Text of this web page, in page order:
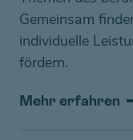
Gemeinsam
individuelle
fördern.
Mehr erfahren